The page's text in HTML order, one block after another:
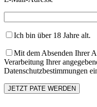
Ich bin über 18 Jahre alt.
Mit dem Absenden Ihrer
Verarbeitung Ihrer
Datenschutzbestimmungen